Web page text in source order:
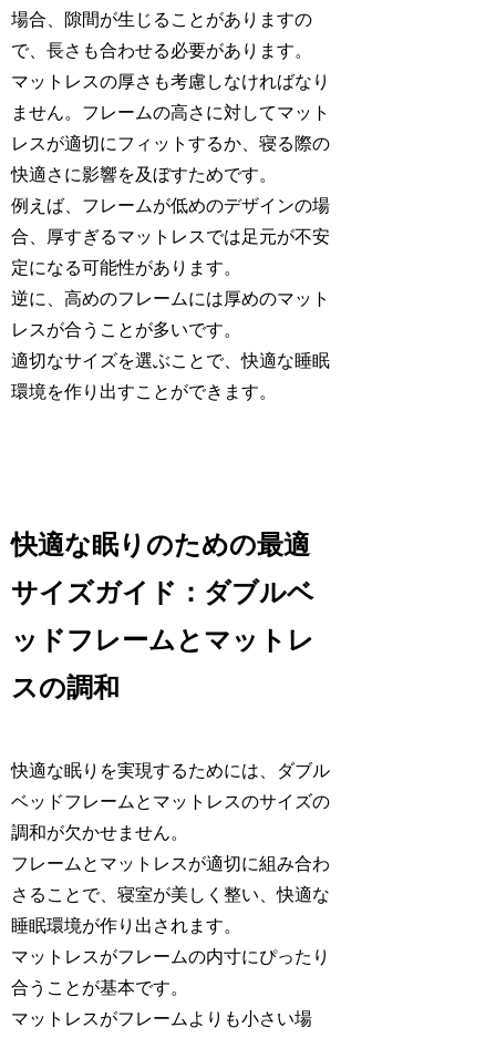
場合、隙間が生じることがありますの
で、長さも合わせる必要があります。
マットレスの厚さも考慮しなければなり
ません。フレームの高さに対してマット
レスが適切にフィットするか、寝る際の
快適さに影響を及ぼすためです。
例えば、フレームが低めのデザインの場
合、厚すぎるマットレスでは足元が不安
定になる可能性があります。
逆に、高めのフレームには厚めのマット
レスが合うことが多いです。
適切なサイズを選ぶことで、快適な睡眠
環境を作り出すことができます。
快適な眠りのための最適
サイズガイド：ダブルベ
ッドフレームとマットレ
スの調和
快適な眠りを実現するためには、ダブル
ベッドフレームとマットレスのサイズの
調和が欠かせません。
フレームとマットレスが適切に組み合わ
さることで、寝室が美しく整い、快適な
睡眠環境が作り出されます。
マットレスがフレームの内寸にぴったり
合うことが基本です。
マットレスがフレームよりも小さい場